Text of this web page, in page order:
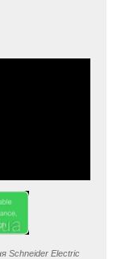
Schneider Electric